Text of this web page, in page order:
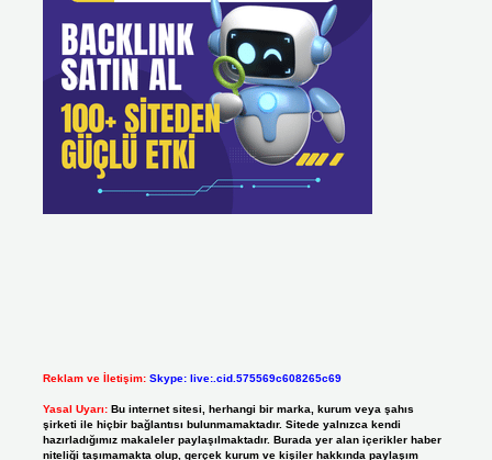
Reklam ve İletişim: Skype: live:.cid.575569c608265c69
Yasal Uyarı: Bu internet sitesi, herhangi bir marka, kurum veya şahıs
şirketi ile hiçbir bağlantısı bulunmamaktadır. Sitede yalnızca kendi
hazırladığımız makaleler paylaşılmaktadır. Burada yer alan içerikler haber
niteliği taşımamakta olup, gerçek kurum ve kişiler hakkında paylaşım